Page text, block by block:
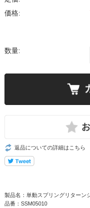
価格:
数量:
返品についての詳細はこちら
製品名：単動スプリングリターン
品番：SSM05010